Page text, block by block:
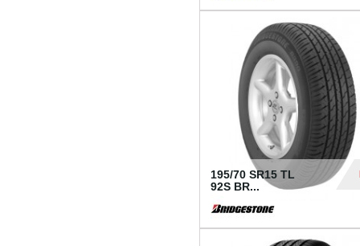
195/70 SR15 TL
92S BR...